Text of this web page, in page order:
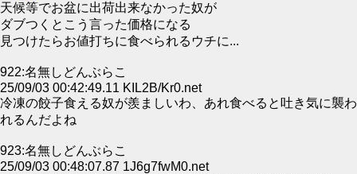
天候等でお盆に出荷出来なかった奴が
ダブつくとこう言った価格になる
見つけたらお値打ちに食べられるウチに...
922:名無しどんぶらこ
25/09/03 00:42:49.11 KIL2B/Kr0.net
冷凍の餃子食える奴が羨ましいわ、あれ食べると吐き気に襲わ
れるんだよね
923:名無しどんぶらこ
25/09/03 00:48:07.87 1J6g7fwM0.net